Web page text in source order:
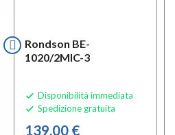
Rondson BE-
1020/2MIC-3
 Disponibilità immediata
 Spedizione gratuita
139,00 €